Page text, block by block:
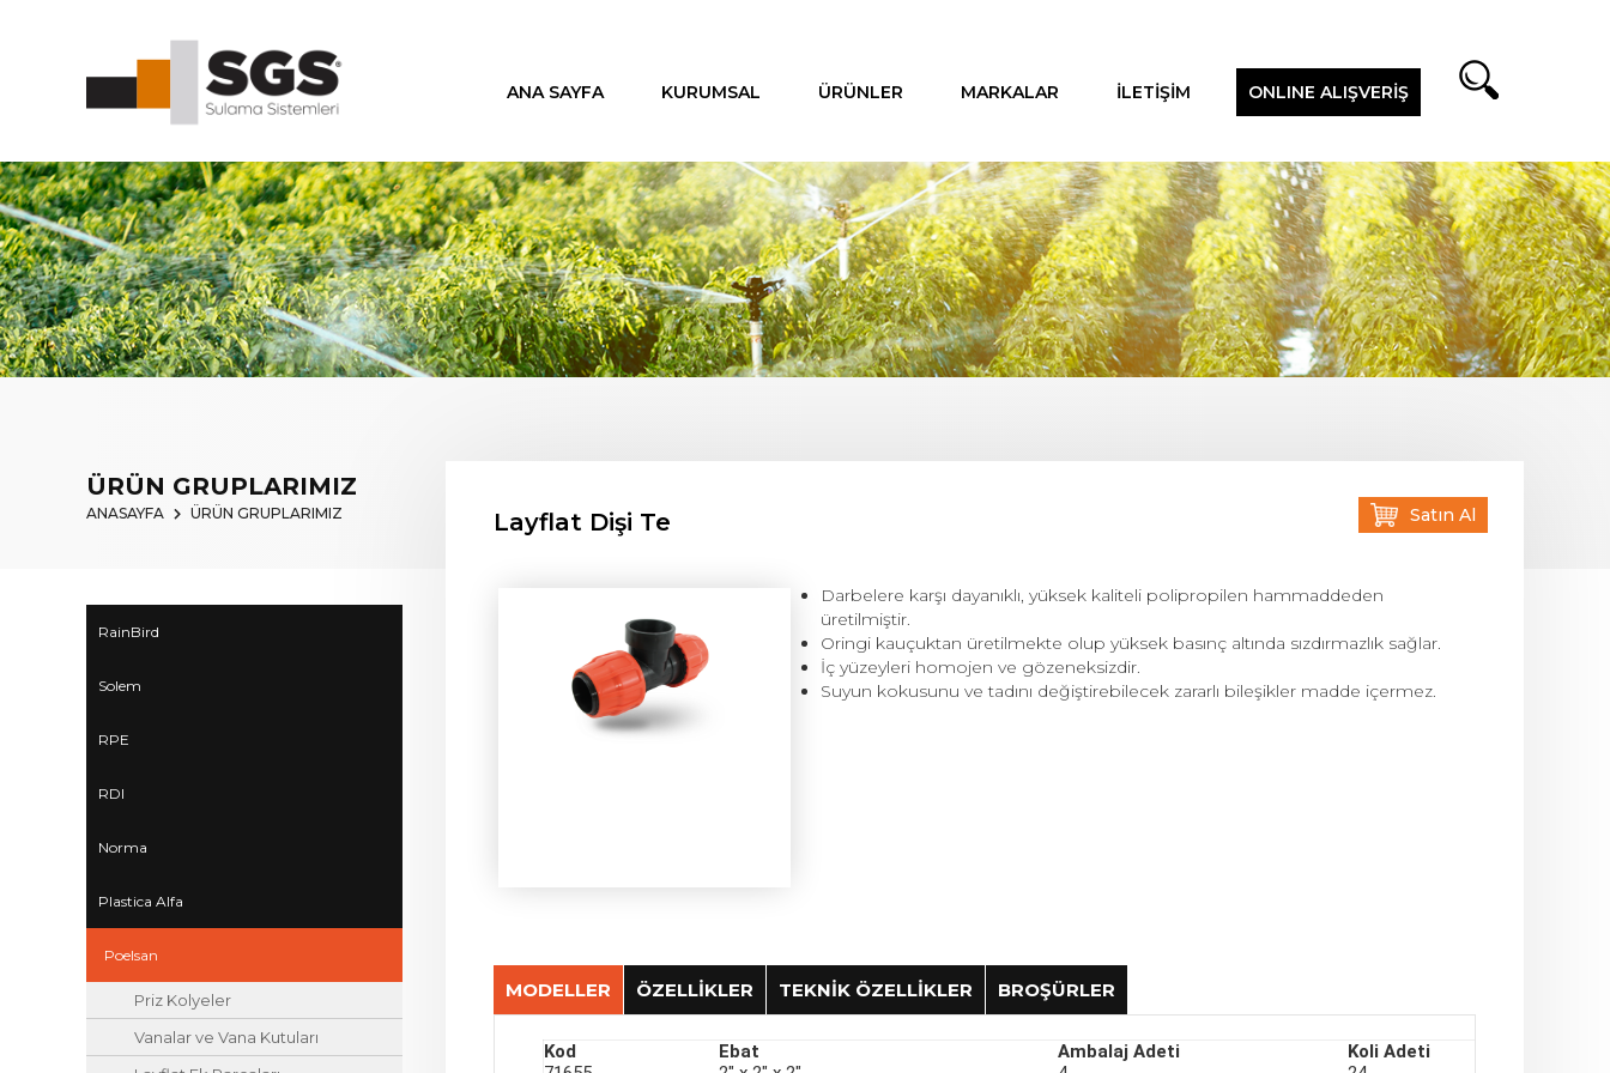
ANA SAYFA KURUMSAL ÜRÜNLER MARKALAR İLETİŞİM ONLINE ALIŞVERİŞ
ÜRÜN GRUPLARIMIZ
ANASAYFA ÜRÜN GRUPLARIMIZ Layflat Dişi Te Satın Al
Darbelere karşı dayanıklı, yüksek kaliteli polipropilen hammaddeden
üretilmiştir.
Oringi kauçuktan üretilmekte olup yüksek basınç altında sızdırmazlık sağlar.
İç yüzeyleri homojen ve gözeneksizdir.
Suyun kokusunu ve tadını değiştirebilecek zararlı bileşikler madde içermez.
MODELLER ÖZELLİKLER TEKNİK ÖZELLİKLER BROŞÜRLER
Kod Ebat Ambalaj Adeti
Koli Adeti
Kullanım Bilgileri
RainBird
Solem
RPE
RDI
Norma
Plastica Alfa
Poelsan
Priz Kolyeler
Vanalar ve Vana Kutuları